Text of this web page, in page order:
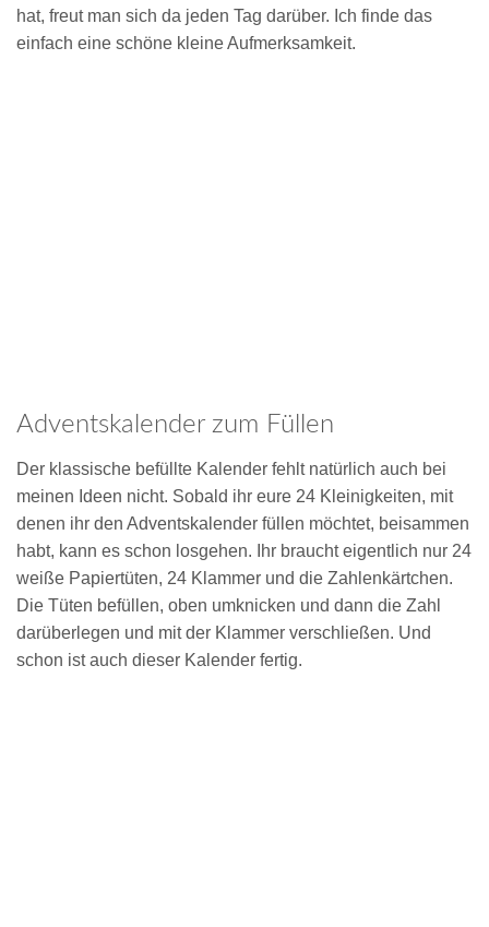
hat, freut man sich da jeden Tag darüber. Ich finde das
einfach eine schöne kleine Aufmerksamkeit.
Adventskalender zum Füllen
Der klassische befüllte Kalender fehlt natürlich auch bei
meinen Ideen nicht. Sobald ihr eure 24 Kleinigkeiten, mit
denen ihr den Adventskalender füllen möchtet, beisammen
habt, kann es schon losgehen. Ihr braucht eigentlich nur 24
weiße Papiertüten, 24 Klammer und die Zahlenkärtchen.
Die Tüten befüllen, oben umknicken und dann die Zahl
darüberlegen und mit der Klammer verschließen. Und
schon ist auch dieser Kalender fertig.